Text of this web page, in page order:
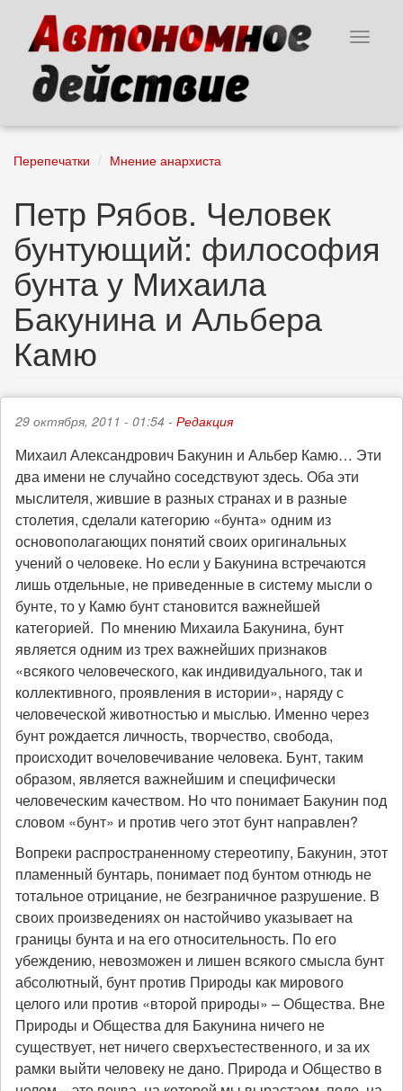
основному
содержанию
Toggle
Перепечатки Мнение анархиста
Петр Рябов. Человек
бунтующий: философия
бунта у Михаила
Бакунина и Альбера
Камю
29 октября, 2011 - 01:54 - Редакция
Михаил Александрович Бакунин и Альбер Камю… Эти
два имени не случайно соседствуют здесь. Оба эти
мыслителя, жившие в разных странах и в разные
столетия, сделали категорию «бунта» одним из
основополагающих понятий своих оригинальных
учений о человеке. Но если у Бакунина встречаются
лишь отдельные, не приведенные в систему мысли о
бунте, то у Камю бунт становится важнейшей
категорией. По мнению Михаила Бакунина, бунт
является одним из трех важнейших признаков
«всякого человеческого, как индивидуального, так и
коллективного, проявления в истории», наряду с
человеческой животностью и мыслью. Именно через
бунт рождается личность, творчество, свобода,
происходит вочеловечивание человека. Бунт, таким
образом, является важнейшим и специфически
человеческим качеством. Но что понимает Бакунин под
словом «бунт» и против чего этот бунт направлен?
Вопреки распространенному стереотипу, Бакунин, этот
пламенный бунтарь, понимает под бунтом отнюдь не
тотальное отрицание, не безграничное разрушение. В
своих произведениях он настойчиво указывает на
границы бунта и на его относительность. По его
убеждению, невозможен и лишен всякого смысла бунт
абсолютный, бунт против Природы как мирового
целого или против «второй природы» – Общества. Вне
Природы и Общества для Бакунина ничего не
существует, нет ничего сверхъестественного, и за их
рамки выйти человеку не дано. Природа и Общество в